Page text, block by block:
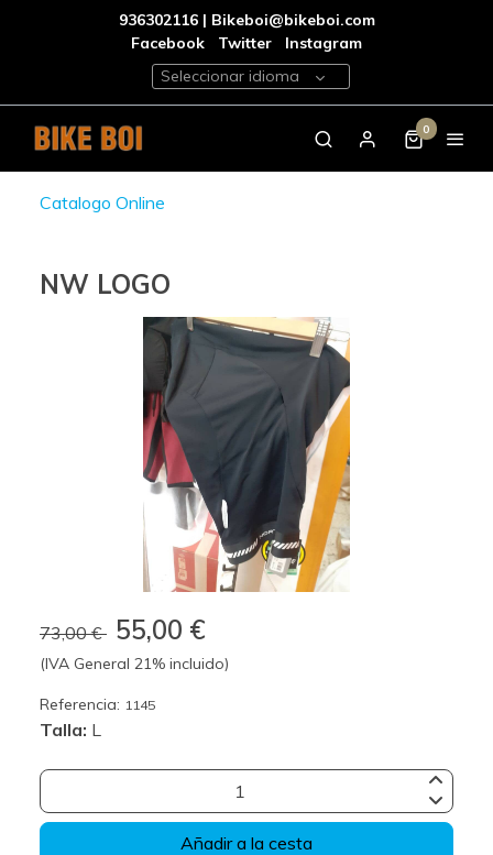
936302116 | Bikeboi@bikeboi.com
Facebook
Twitter
Instagram
Seleccionar idioma
0
Catalogo Online
NW LOGO
73,00 € 55,00 €
(IVA General 21% incluido)
Referencia: 1145
Talla: L
Añadir a la cesta